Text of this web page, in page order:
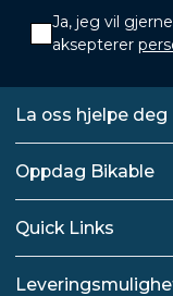
Ja, jeg vil
aksepterer
La oss hjelpe deg
Oppdag Bikable
Quick Links